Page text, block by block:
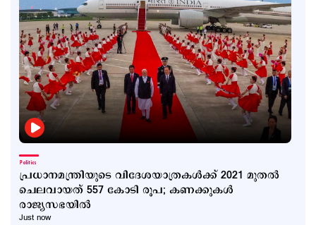
Politics
പ്രധാനമന്ത്രിയുടെ വിദേശയാത്രകൾക്ക് 2021 മുതൽ
ചെലവായത് 557 കോടി രൂപ; കണക്കുകൾ
രാജ്യസഭയിൽ
Just now